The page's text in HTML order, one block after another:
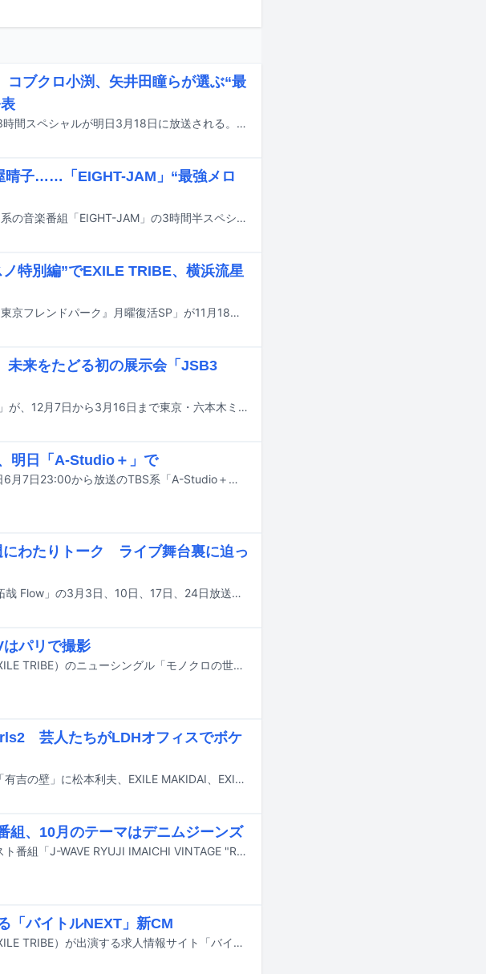
ブクロ小渕、矢井田瞳らが選ぶ“最
テレビ朝日系の音楽番組「EIGHT-JAM」のゴールデン3時間スペシャルが明日3月18日に放送される。本特番の企画参加者の一部が発表された。
晴子……「EIGHT-JAM」“最強メロ
明日9月10日、SUPER EIGHTがMCを務めるテレビ朝日系の音楽番組「EIGHT-JAM」の3時間半スペシャルが放送される。今回のテーマは「昭和・平成・令和50年分総決算!! 音楽のプロが選んだ“最強メロディー”BEST100」。アーティストや音楽プロデューサーなど、93人の音楽のプロを対象に「最強メロディー」を尋ねるアンケートを実施し、「2000年より前」「2000年以降」の2ブロックに分け、それぞれのランキング上位50曲を発表する。放送に先駆け、選者の一部が公開された。
特別編”でEXILE TRIBE、横浜流星
Snow Manが出演するTBS系「『それスノプレゼンツ！東京フレンドパーク』月曜復活SP」が11月18日18:30より放送される。
未来をたどる初の展示会「JSB3
三代目 J SOUL BROTHERS初の展示会「JSB3 CLASS」が、12月7日から3月16日まで東京・六本木ミュージアムで開催される。
明日「A-Studio＋」で
岩田剛典（三代目 J SOUL BROTHERS、EXILE）が明日6月7日23:00から放送のTBS系「A-Studio＋」に出演する。
わたりトーク ライブ舞台裏に迫っ
木村拓哉がパーソナリティを務めるTOKYO FM「木村拓哉 Flow」の3月3日、10日、17日、24日放送回に三代目 J SOUL BROTHERSの岩田剛典、今市隆二、OMIが出演する。
パリで撮影
岩田剛典（EXILE、三代目 J SOUL BROTHERS from EXILE TRIBE）のニューシングル「モノクロの世界」が、11月6日に配信リリースされる。
芸人たちがLDHオフィスでボケ
10月11日に日本テレビ系で放送されるバラエティ番組「有吉の壁」に松本利夫、EXILE MAKIDAI、EXILE TETSUYA、NAOTO、世界、佐藤大樹、Girls2らLDHアーティストが出演する。
組、10月のテーマはデニムジーンズ
今市隆二（三代目J SOUL BROTHERS）のポッドキャスト番組「J-WAVE RYUJI IMAICHI VINTAGE "R" IFE」が10月6日より毎週金曜日にApple Podcasts、Google Podcasts、Spotifyなどのリスニングサービスで配信される。
「バイトルNEXT」新CM
岩田剛典（EXILE、三代目 J SOUL BROTHERS from EXILE TRIBE）が出演する求人情報サイト「バイトルNEXT」の新CM「ドライバー / 飲食 / 建築・土木」編が、YouTubeで公開された。